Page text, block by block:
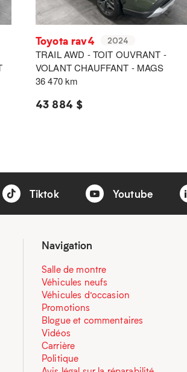
Toyota rav4 2024
TRAIL AWD - TOIT OUVRANT -
VOLANT CHAUFFANT - MAGS
36 470 km
43 884 $
Tiktok Youtube
Navigation
Salle de montre
Véhicules neufs
Véhicules d’occasion
Promotions
Blogue et commentaires
Vidéos
Carrière
Politique